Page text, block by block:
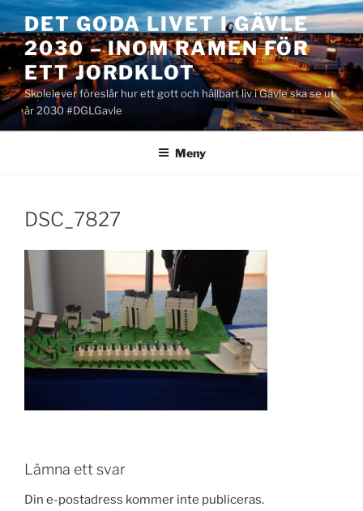
Hoppa
till
innehåll
DET GODA LIVET I GÄVLE
2030 – INOM RAMEN FÖR
ETT JORDKLOT
Skolelever föreslår hur ett gott och hållbart liv i Gävle ska se ut
år 2030 #DGLGavle
Meny
DSC_7827
Lämna ett svar
Din e-postadress kommer inte publiceras.